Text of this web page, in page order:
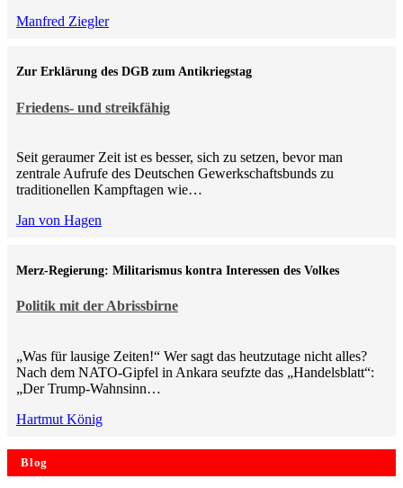
Manfred Ziegler
Friedens- und streikfähig
Zur Erklärung des DGB zum Antikriegstag
Seit geraumer Zeit ist es besser, sich zu setzen, bevor man
zentrale Aufrufe des Deutschen Gewerkschaftsbunds zu
traditionellen Kampftagen wie…
Jan von Hagen
Politik mit der Abrissbirne
Merz-Regierung: Militarismus kontra Inte­ressen des Volkes
„Was für lausige Zeiten!“ Wer sagt das heutzutage nicht alles?
Nach dem NATO-Gipfel in Ankara seufzte das „Handelsblatt“:
„Der Trump-Wahnsinn…
Hartmut König
Blog